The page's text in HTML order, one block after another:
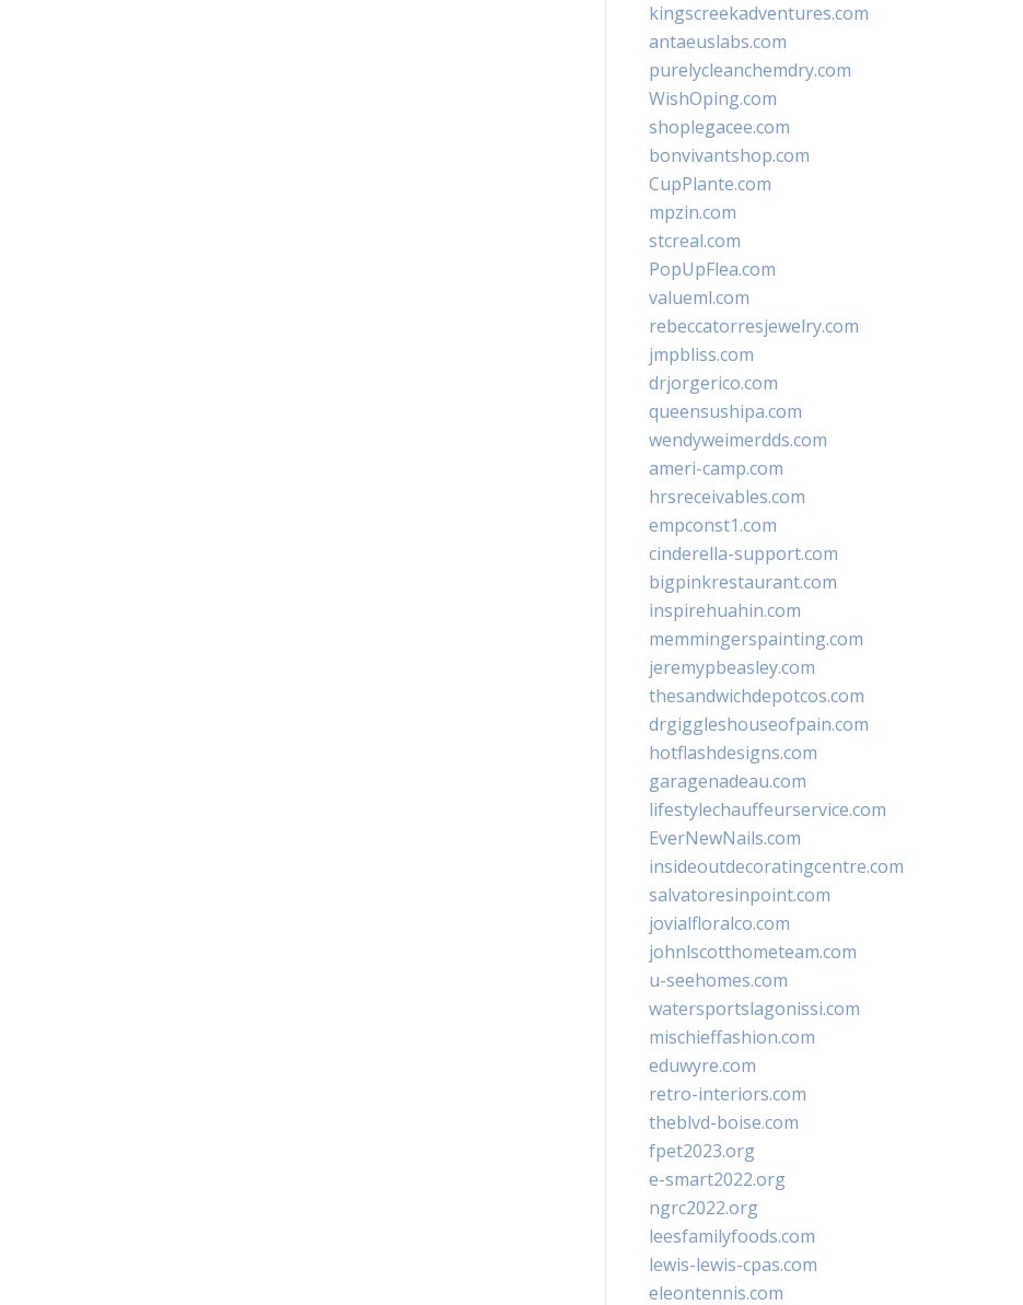
kingscreekadventures.com
antaeuslabs.com
purelycleanchemdry.com
WishOping.com
shoplegacee.com
bonvivantshop.com
CupPlante.com
mpzin.com
stcreal.com
PopUpFlea.com
valueml.com
rebeccatorresjewelry.com
jmpbliss.com
drjorgerico.com
queensushipa.com
wendyweimerdds.com
ameri-camp.com
hrsreceivables.com
empconst1.com
cinderella-support.com
bigpinkrestaurant.com
inspirehuahin.com
memmingerspainting.com
jeremypbeasley.com
thesandwichdepotcos.com
drgiggleshouseofpain.com
hotflashdesigns.com
garagenadeau.com
lifestylechauffeurservice.com
EverNewNails.com
insideoutdecoratingcentre.com
salvatoresinpoint.com
jovialfloralco.com
johnlscotthometeam.com
u-seehomes.com
watersportslagonissi.com
mischieffashion.com
eduwyre.com
retro-interiors.com
theblvd-boise.com
fpet2023.org
e-smart2022.org
ngrc2022.org
leesfamilyfoods.com
lewis-lewis-cpas.com
eleontennis.com